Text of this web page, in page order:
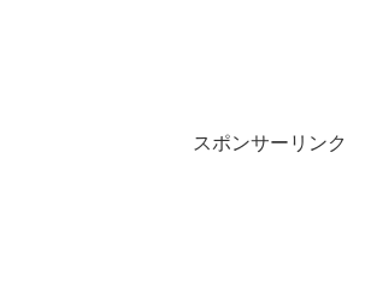
スポンサーリンク